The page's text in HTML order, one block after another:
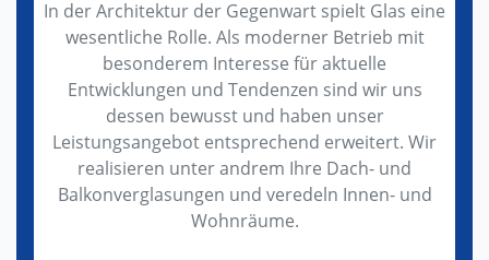
In der Architektur der Gegenwart spielt Glas eine
wesentliche Rolle. Als moderner Betrieb mit
besonderem Interesse für aktuelle
Entwicklungen und Tendenzen sind wir uns
dessen bewusst und haben unser
Leistungsangebot entsprechend erweitert. Wir
realisieren unter andrem Ihre Dach- und
Balkonverglasungen und veredeln Innen- und
Wohnräume.